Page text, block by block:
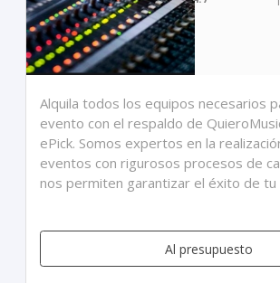
Alquila todos los equipos necesarios
evento con el respaldo de
ePick. Somos expertos en la
eventos con rigurosos procesos de
nos permiten garantizar el éxito de tu
Al presupuesto